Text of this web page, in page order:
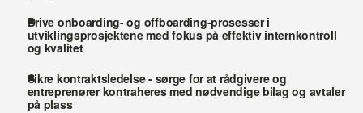
Drive onboarding- og offboarding-prosesser i
utviklingsprosjektene med fokus på effektiv internkontroll
og kvalitet
Sikre kontraktsledelse - sørge for at rådgivere og
entreprenører kontraheres med nødvendige bilag og avtaler
på plass